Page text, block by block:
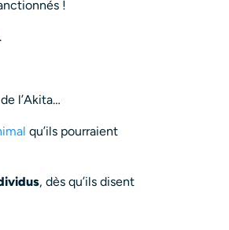
!
l’Akita…
qu’ils pourraient
, dès qu’ils disent